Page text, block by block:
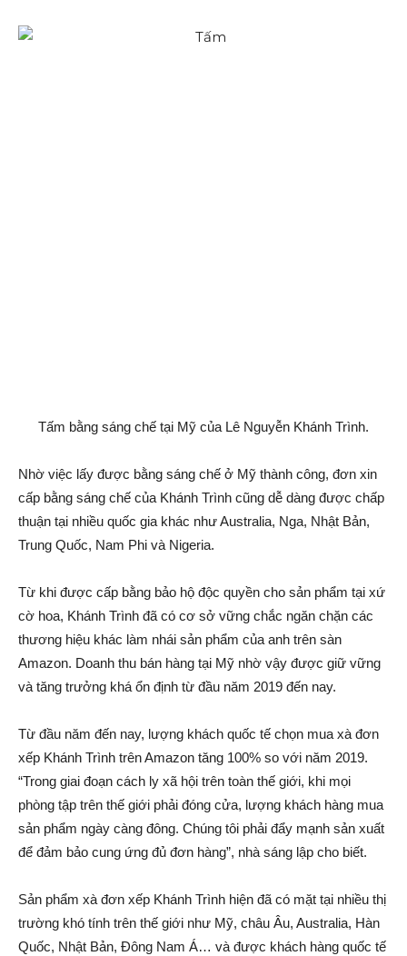
Tấm bằng sáng chế tại Mỹ của Lê Nguyễn Khánh Trình.
Nhờ việc lấy được bằng sáng chế ở Mỹ thành công, đơn xin
cấp bằng sáng chế của Khánh Trình cũng dễ dàng được chấp
thuận tại nhiều quốc gia khác như Australia, Nga, Nhật Bản,
Trung Quốc, Nam Phi và Nigeria.
Từ khi được cấp bằng bảo hộ độc quyền cho sản phẩm tại xứ
cờ hoa, Khánh Trình đã có cơ sở vững chắc ngăn chặn các
thương hiệu khác làm nhái sản phẩm của anh trên sàn
Amazon. Doanh thu bán hàng tại Mỹ nhờ vậy được giữ vững
và tăng trưởng khá ổn định từ đầu năm 2019 đến nay.
Từ đầu năm đến nay, lượng khách quốc tế chọn mua xà đơn
xếp Khánh Trình trên Amazon tăng 100% so với năm 2019.
“Trong giai đoạn cách ly xã hội trên toàn thế giới, khi mọi
phòng tập trên thế giới phải đóng cửa, lượng khách hàng mua
sản phẩm ngày càng đông. Chúng tôi phải đẩy mạnh sản xuất
để đảm bảo cung ứng đủ đơn hàng”, nhà sáng lập cho biết.
Sản phẩm xà đơn xếp Khánh Trình hiện đã có mặt tại nhiều thị
trường khó tính trên thế giới như Mỹ, châu Âu, Australia, Hàn
Quốc, Nhật Bản, Đông Nam Á… và được khách hàng quốc tế